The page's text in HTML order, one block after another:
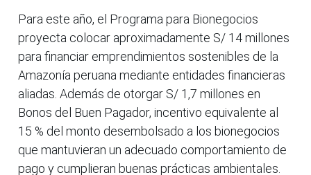
Para este año, el Programa para Bionegocios
proyecta colocar aproximadamente S/ 14 millones
para financiar emprendimientos sostenibles de la
Amazonía peruana mediante entidades financieras
aliadas. Además de otorgar S/ 1,7 millones en
Bonos del Buen Pagador, incentivo equivalente al
15 % del monto desembolsado a los bionegocios
que mantuvieran un adecuado comportamiento de
pago y cumplieran buenas prácticas ambientales.